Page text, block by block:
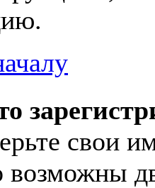
свои
возможны